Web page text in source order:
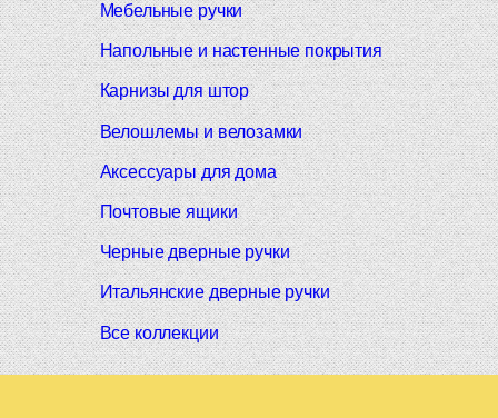
Мебельные ручки
Напольные и настенные покрытия
Карнизы для штор
Велошлемы и велозамки
Аксессуары для дома
Почтовые ящики
Черные дверные ручки
Итальянские дверные ручки
Все коллекции